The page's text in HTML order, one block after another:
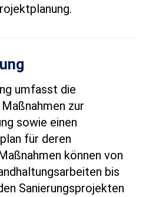
umfasst die
zur
sowie einen
für deren
können von
bis
Sanierungsprojekten